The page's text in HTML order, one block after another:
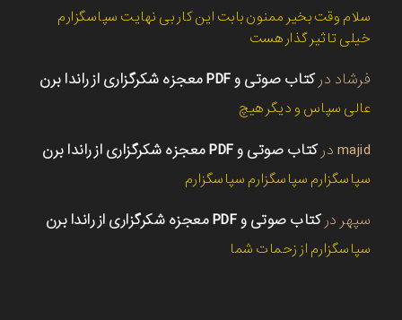
سلام وقت بخیر ممنون بابت این کار بی نهایت سپاسگزارم
خیلی تاثیر گذار هست
فرشاد درکتاب صوتی و PDF معجزه شکرگزاری از راندا برن
عالی سپاس و دیگر هیچ
majid درکتاب صوتی و PDF معجزه شکرگزاری از راندا برن
سپاسگزارم سپاسگزارم سپاسگزارم
سپهر درکتاب صوتی و PDF معجزه شکرگزاری از راندا برن
سپاسگزارم از زحمات شما